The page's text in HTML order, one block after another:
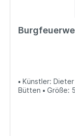
▪ Künstler:
Bütten ▪ Größe: